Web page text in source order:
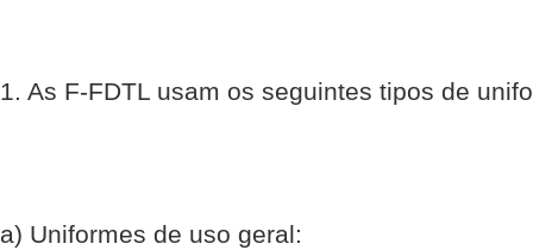
1. As F-FDTL usam os seguintes tipos de
a) Uniformes de uso geral: